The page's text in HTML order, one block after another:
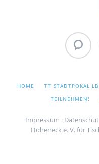
HOME TT STADTPOKAL LB
TEILNEHMEN!
Impressum ·
Hoheneck e. V. für